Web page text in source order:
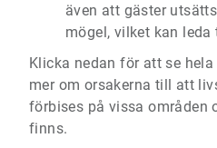
även att gäster
mögel, vilket kan
Klicka nedan för att se
mer om orsakerna till att
förbises på vissa områden
finns.